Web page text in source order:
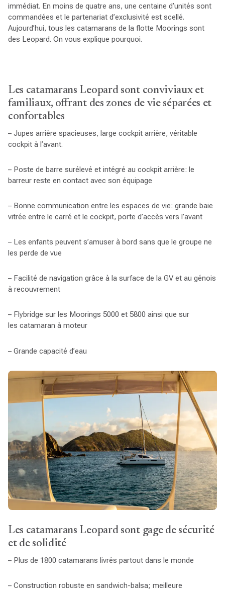
immédiat. En moins de quatre ans, une centaine d’unités sont
commandées et le partenariat d’exclusivité est scellé.
Aujourd’hui, tous les catamarans de la flotte Moorings sont
des Leopard. On vous explique pourquoi.
Les catamarans Leopard sont conviviaux et
familiaux, offrant des zones de vie séparées et
confortables
– Jupes arrière spacieuses, large cockpit arrière, véritable
cockpit à l’avant.
– Poste de barre surélevé et intégré au cockpit arrière: le
barreur reste en contact avec son équipage
– Bonne communication entre les espaces de vie: grande baie
vitrée entre le carré et le cockpit, porte d’accès vers l’avant
– Les enfants peuvent s’amuser à bord sans que le groupe ne
les perde de vue
– Facilité de navigation grâce à la surface de la GV et au génois
à recouvrement
– Flybridge sur les Moorings 5000 et 5800 ainsi que sur
les catamaran à moteur
– Grande capacité d’eau
Les catamarans Leopard sont gage de sécurité
et de solidité
– Plus de 1800 catamarans livrés partout dans le monde
– Construction robuste en sandwich-balsa; meilleure